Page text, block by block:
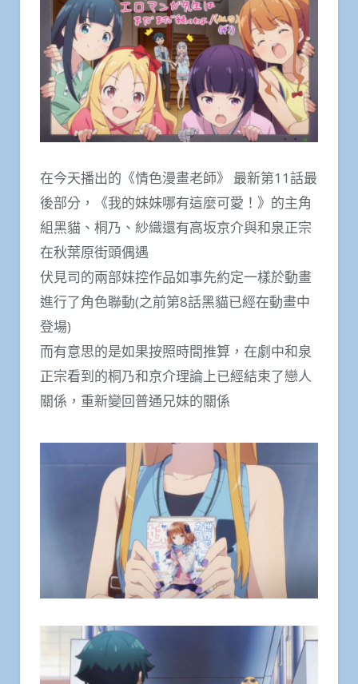
在今天播出的《情色漫畫老師》 最新第11話最
後部分，《我的妹妹哪有這麼可愛！》的主角
組黑貓、桐乃、紗織還有高坂京介與和泉正宗
在秋葉原街頭偶遇
伏見司的兩部妹控作品如事先約定一樣於動畫
進行了角色聯動(之前第8話黑貓已經在動畫中
登場)
而有意思的是如果按照時間推算，在劇中和泉
正宗看到的桐乃和京介理論上已經結束了戀人
關係，重新變回普通兄妹的關係